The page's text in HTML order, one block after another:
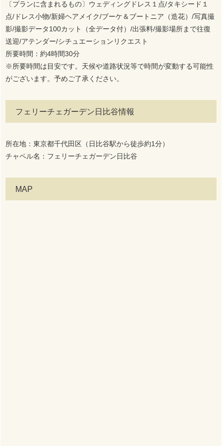
〔プランに含まれるもの〕ウェディングドレス１点/タキシード１
点/ドレス小物/新婦ヘアメイク/ブーケ＆ブートニア（造花）/写真撮
影/撮影データ100カット（全データ付）/出張料/撮影場所まで往復
送迎/アテンダー/シチュエーションリクエスト
所要時間：約4時間30分
※所要時間は目安です。天候や道路状況等で時間が変動する可能性
がございます。予めご了承ください。
フェリーチェガーデン日比谷情報
所在地：東京都千代田区（日比谷駅から徒歩約1分）
チャペル名：フェリーチェガーデン日比谷
MAP